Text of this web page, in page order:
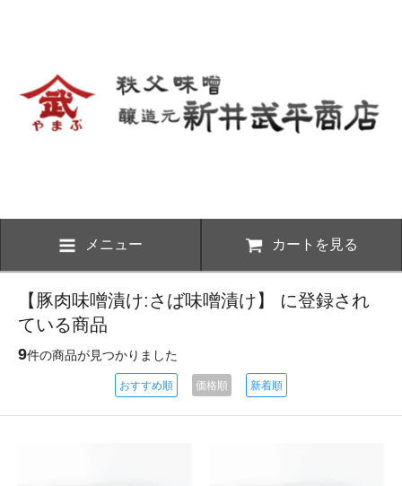
メニュー カートを見る
【豚肉味噌漬け:さば味噌漬け】 に登録され
ている商品
9件の商品が見つかりました
おすすめ順 価格順 新着順